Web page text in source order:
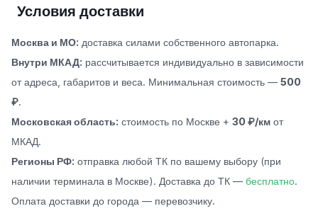
Условия доставки
Москва и МО: доставка силами собственного автопарка.
Внутри МКАД: рассчитывается индивидуально в зависимости
от адреса, габаритов и веса. Минимальная стоимость — 500
₽.
Московская область: стоимость по Москве + 30 ₽/км от
МКАД.
Регионы РФ: отправка любой ТК по вашему выбору (при
наличии терминала в Москве). Доставка до ТК — бесплатно.
Оплата доставки до города — перевозчику.